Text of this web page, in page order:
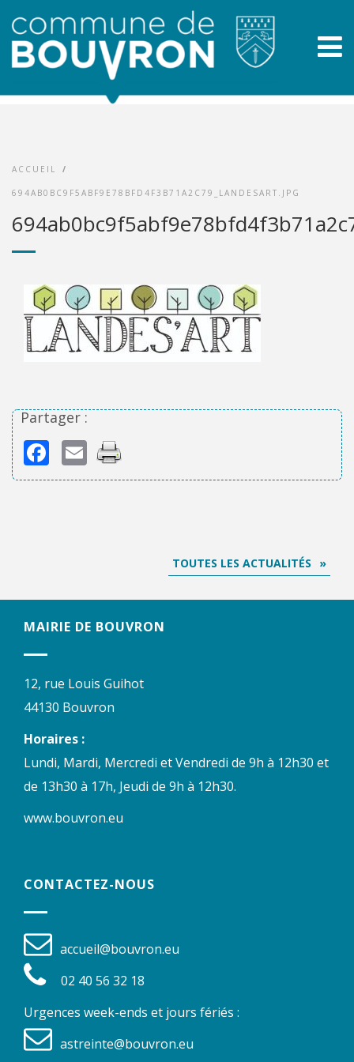
ACCUEIL /
694AB0BC9F5ABF9E78BFD4F3B71A2C79_LANDESART.JPG
Partager :
Facebook
Email
TOUTES LES ACTUALITÉS
MAIRIE DE BOUVRON
12, rue Louis Guihot
44130 Bouvron
Horaires :
Lundi, Mardi, Mercredi et Vendredi de 9h à 12h30 et
de 13h30 à 17h, Jeudi de 9h à 12h30.
www.bouvron.eu
CONTACTEZ-NOUS
accueil@bouvron.eu
02 40 56 32 18
Urgences week-ends et jours fériés :
astreinte@bouvron.eu